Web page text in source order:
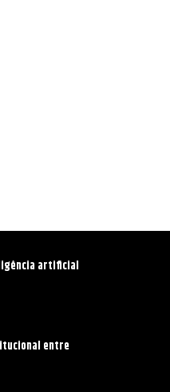
artificial
entre